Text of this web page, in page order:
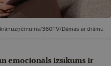
360TV/Dāmas ar drāmu
emocionāls izsīkums ir